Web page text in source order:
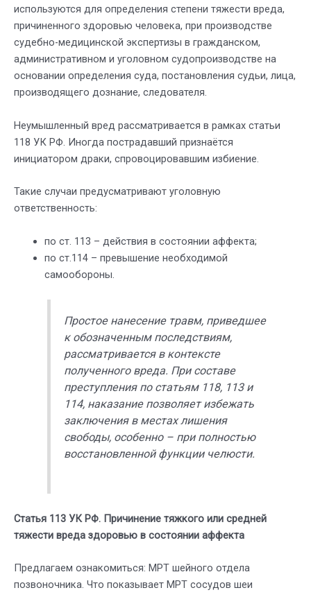
используются для определения степени тяжести вреда,
причиненного здоровью человека, при производстве
судебно-медицинской экспертизы в гражданском,
административном и уголовном судопроизводстве на
основании определения суда, постановления судьи, лица,
производящего дознание, следователя.
Неумышленный вред рассматривается в рамках статьи
118 УК РФ. Иногда пострадавший признаётся
инициатором драки, спровоцировавшим избиение.
Такие случаи предусматривают уголовную
ответственность:
по ст. 113 – действия в состоянии аффекта;
по ст.114 – превышение необходимой
самообороны.
Простое нанесение травм, приведшее
к обозначенным последствиям,
рассматривается в контексте
полученного вреда. При составе
преступления по статьям 118, 113 и
114, наказание позволяет избежать
заключения в местах лишения
свободы, особенно – при полностью
восстановленной функции челюсти.
Статья 113 УК РФ. Причинение тяжкого или средней
тяжести вреда здоровью в состоянии аффекта
Предлагаем ознакомиться: МРТ шейного отдела
позвоночника. Что показывает МРТ сосудов шеи